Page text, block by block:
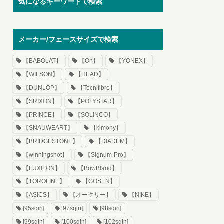
メーカー/フェースサイズで検索
【BABOLAT】 【On】
【YONEX】
【WILSON】
【HEAD】
【DUNLOP】
【Tecnifibre】
【SRIXON】
【POLYSTAR】
【PRINCE】
【SOLINCO】
【SNAUWEART】
【kimony】
【BRIDGESTONE】
【DIADEM】
【winningshot】
【Signum-Pro】
【LUXILON】
【BowBland】
【TOROLINE】
【GOSEN】
【ASICS】
【オークリー】
【NIKE】
[95sqin]
[97sqin]
[98sqin]
[99sqin]
[100sqin]
[102sqin]